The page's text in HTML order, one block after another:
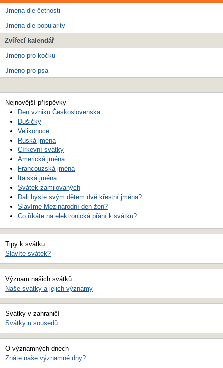
Jména dle četnosti
Jména dle popularity
Zvířecí kalendář
Jméno pro kočku
Jméno pro psa
Nejnovější příspěvky
Den vzniku Československa
Dušičky
Velikonoce
Ruská jména
Církevní svátky
Americká jména
Francouzská jména
Italská jména
Svátek zamilovaných
Dali byste svým dětem dvě křestní jména?
Slavíme Mezinárodní den žen?
Co říkáte na elektronická přání k svátku?
Tipy k svátku
Slavíte svátek?
Význam našich svátků
Naše svátky a jejich významy
Svátky v zahraničí
Svátky u sousedů
O významných dnech
Znáte naše významné dny?